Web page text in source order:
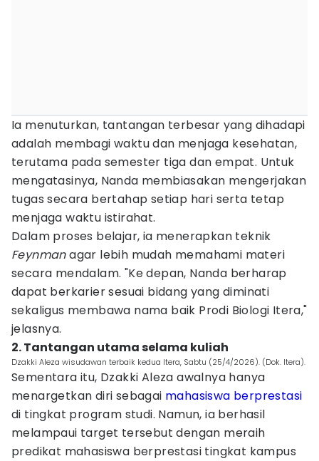
Ia menuturkan, tantangan terbesar yang dihadapi
adalah membagi waktu dan menjaga kesehatan,
terutama pada semester tiga dan empat. Untuk
mengatasinya, Nanda membiasakan mengerjakan
tugas secara bertahap setiap hari serta tetap
menjaga waktu istirahat.
Dalam proses belajar, ia menerapkan teknik
Feynmanagar lebih mudah memahami materi
secara mendalam. "Ke depan, Nanda berharap
dapat berkarier sesuai bidang yang diminati
sekaligus membawa nama baik Prodi Biologi Itera,"
jelasnya.
2. Tantangan utama selama kuliah
Dzakki Aleza wisudawan terbaik kedua Itera, Sabtu (25/4/2026). (Dok. Itera).
Sementara itu, Dzakki Aleza awalnya hanya
menargetkan diri sebagai mahasiswa berprestasi
di tingkat program studi. Namun, ia berhasil
melampaui target tersebut dengan meraih
predikat mahasiswa berprestasi tingkat kampus